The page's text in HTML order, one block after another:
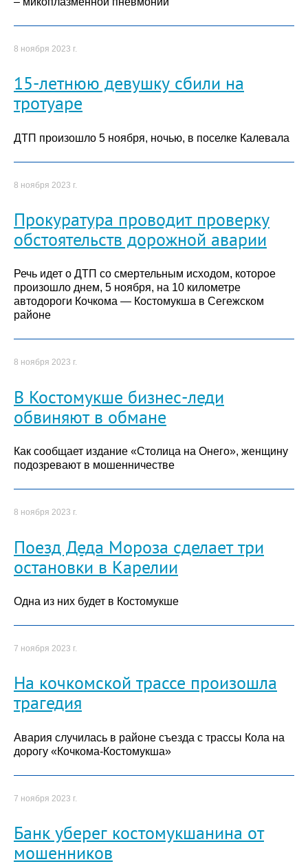
8 ноября 2023 г.
15-летнюю девушку сбили на
тротуаре
ДТП произошло 5 ноября, ночью, в поселке Калевала
8 ноября 2023 г.
Прокуратура проводит проверку
обстоятельств дорожной аварии
Речь идет о ДТП со смертельным исходом, которое
произошло днем, 5 ноября, на 10 километре
автодороги Кочкома — Костомукша в Сегежском
районе
8 ноября 2023 г.
В Костомукше бизнес-леди
обвиняют в обмане
Как сообщает издание «Столица на Онего», женщину
подозревают в мошенничестве
8 ноября 2023 г.
Поезд Деда Мороза сделает три
остановки в Карелии
Одна из них будет в Костомукше
7 ноября 2023 г.
На кочкомской трассе произошла
трагедия
Авария случилась в районе съезда с трассы Кола на
дорогу «Кочкома-Костомукша»
7 ноября 2023 г.
Банк уберег костомукшанина от
мошенников